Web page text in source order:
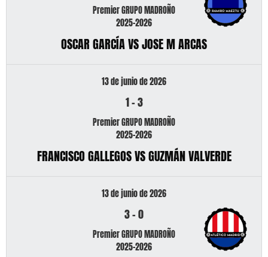
Premier GRUPO MADROÑO
2025-2026
OSCAR GARCÍA VS JOSE M ARCAS
13 de junio de 2026
1-3
Premier GRUPO MADROÑO
2025-2026
FRANCISCO GALLEGOS VS GUZMÁN VALVERDE
13 de junio de 2026
3-0
Premier GRUPO MADROÑO
2025-2026